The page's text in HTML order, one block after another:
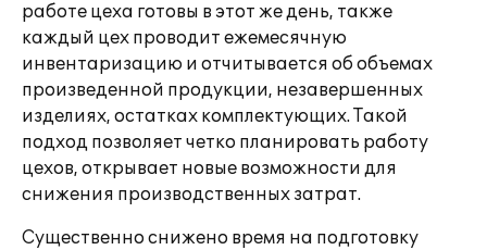
работе цеха готовы в этот же день, также
каждый цех проводит ежемесячную
инвентаризацию и отчитывается об объемах
произведенной продукции, незавершенных
изделиях, остатках комплектующих. Такой
подход позволяет четко планировать работу
цехов, открывает новые возможности для
снижения производственных затрат.
Существенно снижено время на подготовку